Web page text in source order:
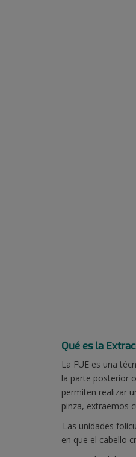
Qué es la
La FUE es una
la parte posterior
permiten realizar
pinza, extraemos
Las unidades
en que el cabello